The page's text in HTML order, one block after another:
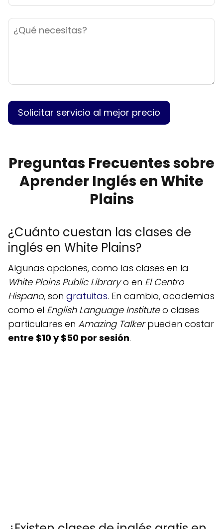
Preguntas Frecuentes sobre
Aprender Inglés en White
Plains
¿Cuánto cuestan las clases de
inglés en White Plains?
Algunas opciones, como las clases en la
White Plains Public Libraryo en El Centro
Hispano, son gratuitas. En cambio, academias
como el English Language Instituteo clases
particulares en Amazing Talkerpueden costar
entre $10 y $50 por sesión.